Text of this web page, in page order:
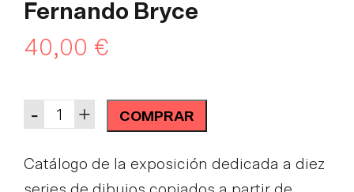
Fernando Bryce
40,00 €
Quantity +
- COMPRAR
Catálogo de la exposición dedicada a diez